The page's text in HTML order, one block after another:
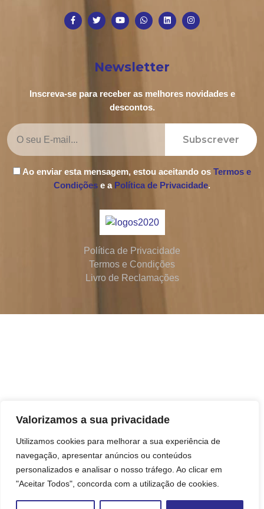
Valorizamos a sua privacidade
Utilizamos cookies para melhorar a sua experiência de
navegação, apresentar anúncios ou conteúdos
personalizados e analisar o nosso tráfego. Ao clicar em
"Aceitar Todos", concorda com a utilização de cookies.
Newsletter
Inscreva-se para receber as melhores novidades e
descontos.
Subscrever
Ao enviar esta mensagem, estou aceitando os Termos e
Condições e a Política de Privacidade.
Política de Privacidade
Termos e Condições
Livro de Reclamações